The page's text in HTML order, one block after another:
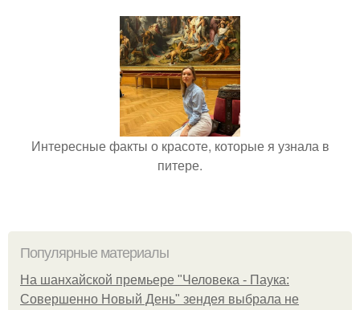
Интересные факты о красоте, которые я узнала в
питере.
Популярные материалы
На шанхайской премьере "Человека - Паука:
Совершенно Новый День" зендея выбрала не